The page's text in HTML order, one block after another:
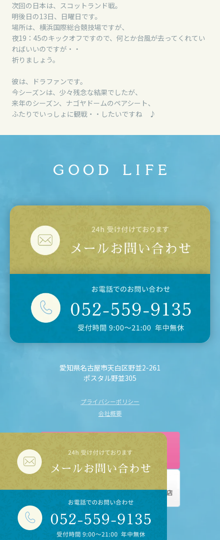
次回の日本は、スコットランド戦。
明後日の13日、日曜日です。
場所は、横浜国際総合競技場ですが、
夜19：45のキックオフですので、何とか台風が去ってくれてい
ればいいのですが・・
祈りましょう。
彼は、ドラファンです。
今シーズンは、少々残念な結果でしたが、
来年のシーズン、ナゴヤドームのペアシート、
ふたりでいっしょに観戦・・したいですね ♪
愛知県名古屋市天白区野並2-261
ポスタル野並305
プライバシーポリシー
会社概要
© GOOD LIFE.